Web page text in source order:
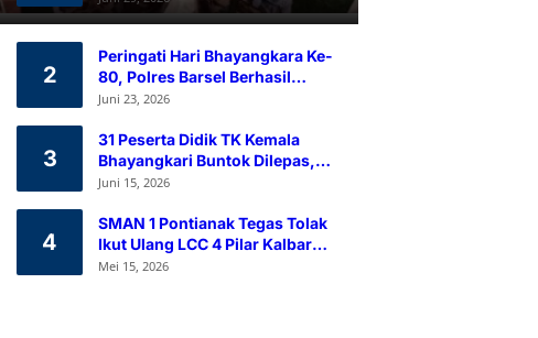
Ramah Lingkungan
2
Peringati Hari Bhayangkara Ke-
80, Polres Barsel Berhasil
Himpun 80 Kantong Darah
Juni 23, 2026
3
31 Peserta Didik TK Kemala
Bhayangkari Buntok Dilepas,
Kapolres Barsel Tekankan
Juni 15, 2026
4
SMAN 1 Pontianak Tegas Tolak
Ikut Ulang LCC 4 Pilar Kalbar
2026
Mei 15, 2026